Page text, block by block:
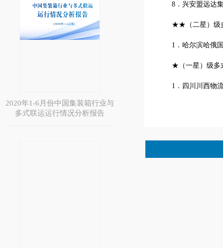
2020年1-6月份中国集装箱行业与
多式联运运行情况分析报告
8．兴安盟远达
★★（二星）级
1．哈尔滨哈俄
★（一星）级多
1．四川川西物